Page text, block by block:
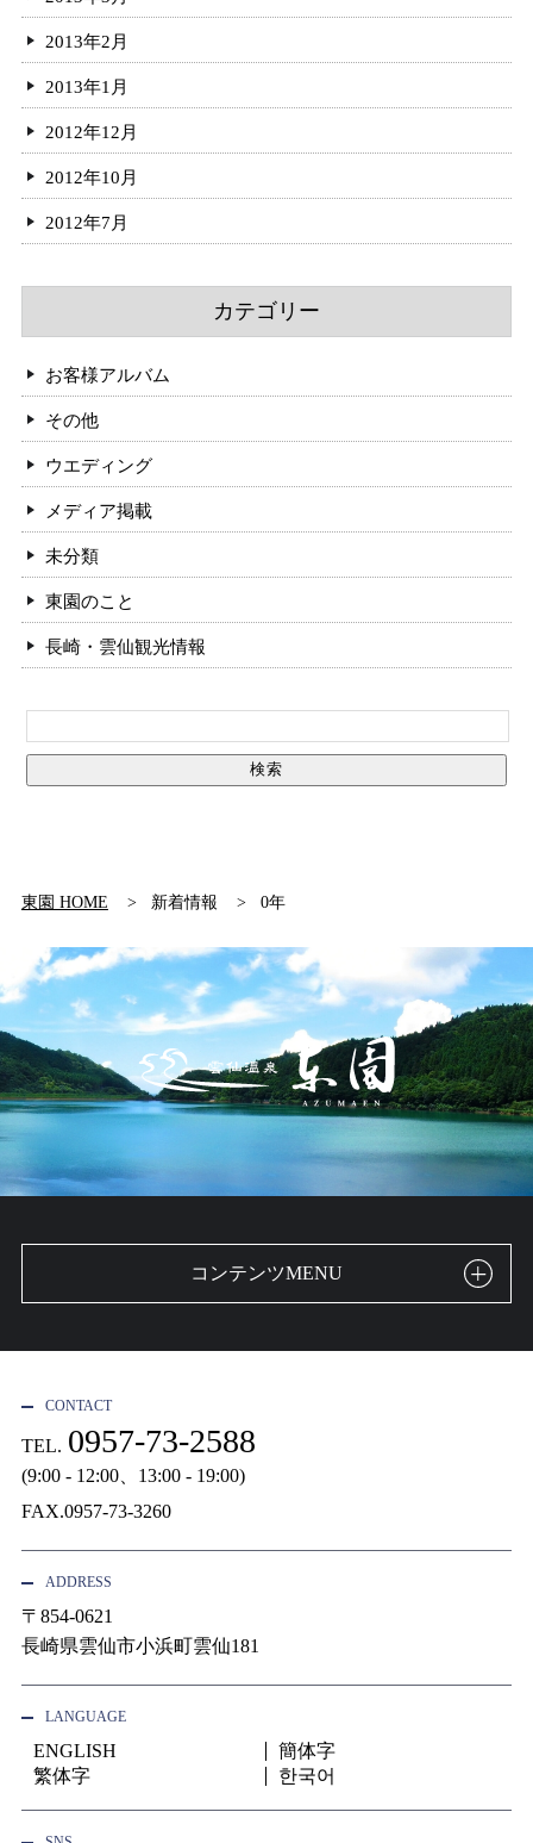
2013年2月
2013年1月
2012年12月
2012年10月
2012年7月
カテゴリー
お客様アルバム
その他
ウエディング
メディア掲載
未分類
東園のこと
長崎・雲仙観光情報
東園 HOME 新着情報 0年
コンテンツMENU
CONTACT
TEL. 0957-73-2588
(9:00 - 12:00、13:00 - 19:00)
FAX.0957-73-3260
ADDRESS
〒854-0621
長崎県雲仙市小浜町雲仙181
LANGUAGE
ENGLISH
簡体字
繁体字
한국어